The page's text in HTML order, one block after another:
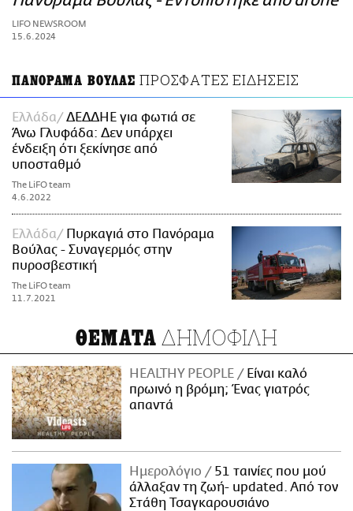
ΑΜΠΑ
PRINT
LIFO NEWSROOM
15.6.2024
ΠΑΝΟΡΑΜΑ ΒΟΥΛΑΣ ΠΡΟΣΦΑΤΕΣ ΕΙΔΗΣΕΙΣ
Ελλάδα
ΔΕΔΔΗΕ για φωτιά σε
Άνω Γλυφάδα: Δεν υπάρχει
ένδειξη ότι ξεκίνησε από
υποσταθμό
The LiFO team
4.6.2022
Ελλάδα
Πυρκαγιά στο Πανόραμα
Βούλας - Συναγερμός στην
πυροσβεστική
The LiFO team
11.7.2021
ΘΕΜΑΤΑ ΔΗΜΟΦΙΛΗ
HEALTHY PEOPLE
Είναι καλό
πρωινό η βρόμη; Ένας γιατρός
απαντά
Ημερολόγιο
51 ταινίες που μού
άλλαξαν τη ζωή- updated. Aπό τον
Στάθη Τσαγκαρουσιάνο